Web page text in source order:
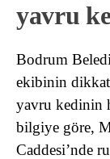
yavru
Bodrum
ekibinin
yavru kedinin
bilgiye göre,
Caddesi’nde